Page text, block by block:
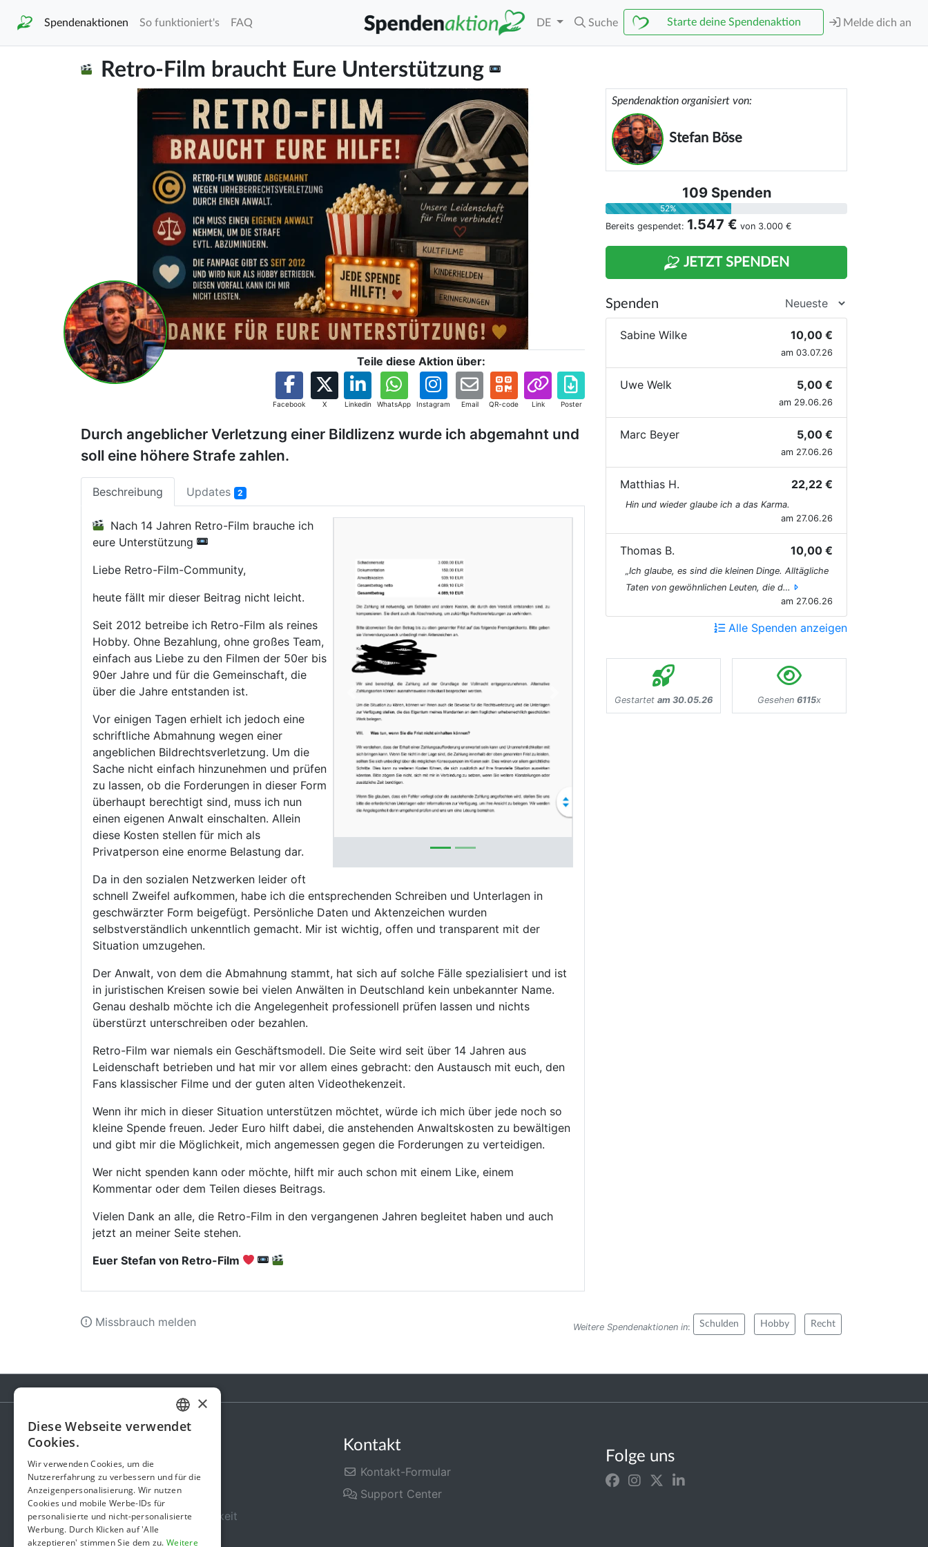
Spendenaktionen So funktioniert's FAQ DE Suche Starte deine Spendenaktion Melde dich an
Retro-Film braucht Eure Unterstützung
Teile diese Aktion über:
Facebook X Linkedin WhatsApp Instagram Email QR-code Link Poster
Durch angeblicher Verletzung einer Bildlizenz wurde ich abgemahnt und
soll eine höhere Strafe zahlen.
Beschreibung Updates 2
Previous
Nach 14 Jahren Retro-Film brauche ich
eure Unterstützung
Liebe Retro-Film-Community,
heute fällt mir dieser Beitrag nicht leicht.
Seit 2012 betreibe ich Retro-Film als reines
Hobby. Ohne Bezahlung, ohne großes Team,
einfach aus Liebe zu den Filmen der 50er bis
90er Jahre und für die Gemeinschaft, die
über die Jahre entstanden ist.
Vor einigen Tagen erhielt ich jedoch eine
schriftliche Abmahnung wegen einer
angeblichen Bildrechtsverletzung. Um die
Sache nicht einfach hinzunehmen und prüfen
zu lassen, ob die Forderungen in dieser Form
überhaupt berechtigt sind, muss ich nun
einen eigenen Anwalt einschalten. Allein
diese Kosten stellen für mich als
Privatperson eine enorme Belastung dar.
Da in den sozialen Netzwerken leider oft
schnell Zweifel aufkommen, habe ich die entsprechenden Schreiben und Unterlagen in
geschwärzter Form beigefügt. Persönliche Daten und Aktenzeichen wurden
selbstverständlich unkenntlich gemacht. Mir ist wichtig, offen und transparent mit der
Situation umzugehen.
Der Anwalt, von dem die Abmahnung stammt, hat sich auf solche Fälle spezialisiert und ist
in juristischen Kreisen sowie bei vielen Anwälten in Deutschland kein unbekannter Name.
Genau deshalb möchte ich die Angelegenheit professionell prüfen lassen und nichts
überstürzt unterschreiben oder bezahlen.
Retro-Film war niemals ein Geschäftsmodell. Die Seite wird seit über 14 Jahren aus
Leidenschaft betrieben und hat mir vor allem eines gebracht: den Austausch mit euch, den
Fans klassischer Filme und der guten alten Videothekenzeit.
Wenn ihr mich in dieser Situation unterstützen möchtet, würde ich mich über jede noch so
kleine Spende freuen. Jeder Euro hilft dabei, die anstehenden Anwaltskosten zu bewältigen
und gibt mir die Möglichkeit, mich angemessen gegen die Forderungen zu verteidigen.
Wer nicht spenden kann oder möchte, hilft mir auch schon mit einem Like, einem
Kommentar oder dem Teilen dieses Beitrags.
Vielen Dank an alle, die Retro-Film in den vergangenen Jahren begleitet haben und auch
jetzt an meiner Seite stehen.
Euer Stefan von Retro-Film
Spendenaktion organisiert von:
Stefan Böse
109 Spenden
52%
Bereits gespendet: 1.547 € von 3.000 €
JETZT SPENDEN
Spenden
Sabine Wilke 10,00 €
am 03.07.26
Uwe Welk 5,00 €
am 29.06.26
Marc Beyer 5,00 €
am 27.06.26
Matthias H. 22,22 €
Hin und wieder glaube ich a das Karma.
am 27.06.26
Thomas B. 10,00 €
​„Ich glaube, es sind die kleinen Dinge. Alltägliche
Taten von gewöhnlichen Leuten, die d…
am 27.06.26
Alle Spenden anzeigen
Gestartet am 30.05.26 Gesehen 6115x
Weitere Spendenaktionen in: Schulden Hobby Recht
Missbrauch melden
Gebühren
Über uns
Sicherheit und Zuverlässigkeit
Nutzungsbedingungen
Kontakt
Kontakt-Formular
Support Center
Folge uns
GERMAN
×
Diese Webseite verwendet
Cookies.
Wir verwenden Cookies, um die
Nutzererfahrung zu verbessern und für die
Anzeigenpersonalisierung. Wir nutzen
Cookies und mobile Werbe-IDs für
personalisierte und nicht-personalisierte
Werbung. Durch Klicken auf 'Alle
akzeptieren' stimmen Sie dem zu. Weitere